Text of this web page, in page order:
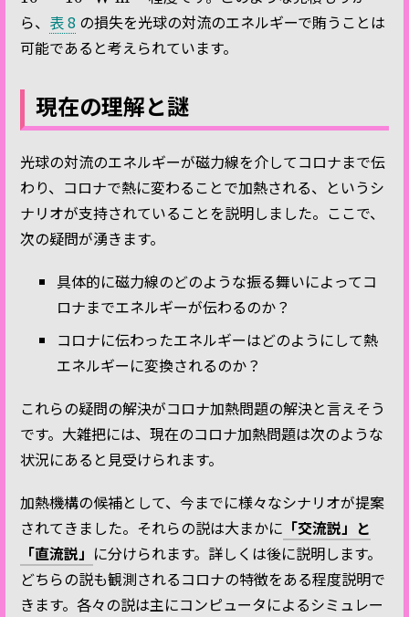
ら、 表 8 の損失を光球の対流のエネルギーで賄うことは
可能であると考えられています。
現在の理解と謎
光球の対流のエネルギーが磁力線を介してコロナまで伝
わり、コロナで熱に変わることで加熱される、というシ
ナリオが支持されていることを説明しました。ここで、
次の疑問が湧きます。
具体的に磁力線のどのような振る舞いによってコ
ロナまでエネルギーが伝わるのか？
コロナに伝わったエネルギーはどのようにして熱
エネルギーに変換されるのか？
これらの疑問の解決がコロナ加熱問題の解決と言えそう
です。大雑把には、現在のコロナ加熱問題は次のような
状況にあると見受けられます。
加熱機構の候補として、今までに様々なシナリオが提案
されてきました。それらの説は大まかに 「交流説」と
「直流説」 に分けられます。詳しくは後に説明します。
どちらの説も観測されるコロナの特徴をある程度説明で
きます。各々の説は主にコンピュータによるシミュレー